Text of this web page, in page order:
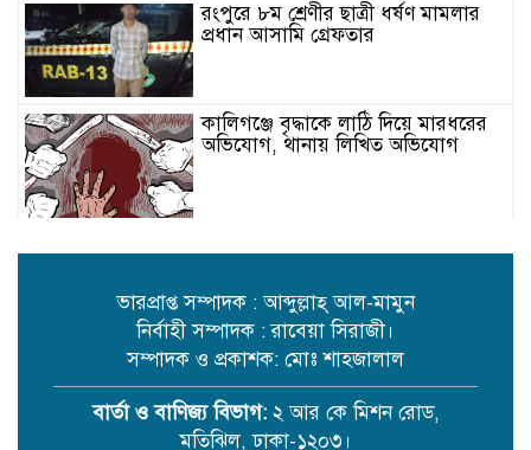
রংপুরে ৮ম শ্রেণীর ছাত্রী ধর্ষণ মামলার
প্রধান আসামি গ্রেফতার
কালিগঞ্জে বৃদ্ধাকে লাঠি দিয়ে মারধরের
অভিযোগ, থানায় লিখিত অভিযোগ
জামালপুর বকশীগঞ্জ পুরাতন কারাগারে
রেলওয়ের অবহেলায় ভোগান্তি ও ঝুঁকিতে
যাত্রীরা: নরসিংদী ও জিনারদীতে চরম
দুর্ভোগ
ভারপ্রাপ্ত সম্পাদক : আব্দুল্লাহ্ আল-মামুন
নির্বাহী সম্পাদক : রাবেয়া সিরাজী।
সম্পাদক ও প্রকাশক: মোঃ শাহজালাল
বার্তা ও বাণিজ্য বিভাগ: ২ আর কে মিশন রোড,
মতিঝিল, ঢাকা-১২০৩।